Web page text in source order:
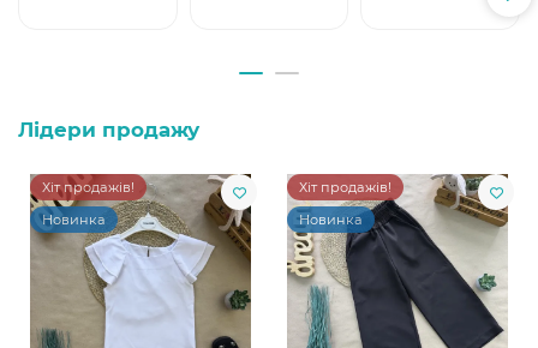
Лідери продажу
Хіт продажів!
Новинка
Хіт продажів!
Новинка